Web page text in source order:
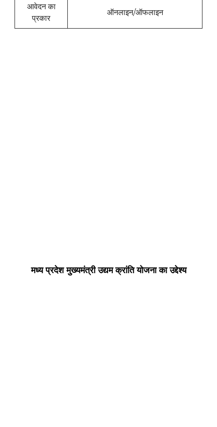
आवेदन का
प्रकार
ऑनलाइन/ऑफलाइन
मध्य प्रदेश मुख्यमंत्री उद्यम क्रांति योजना का उद्देश्य